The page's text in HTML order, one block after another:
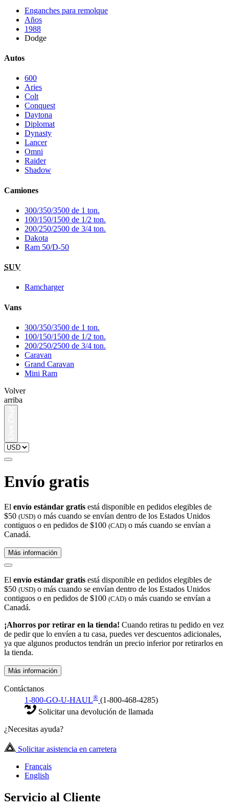
Enganches para remolque
Años
1988
Dodge
Autos
600
Aries
Colt
Conquest
Daytona
Diplomat
Dynasty
Lancer
Omni
Raider
Shadow
Camiones
300/350/3500 de 1 ton.
100/150/1500 de 1/2 ton.
200/250/2500 de 3/4 ton.
Dakota
Ram 50/D-50
SUV
Ramcharger
Vans
300/350/3500 de 1 ton.
100/150/1500 de 1/2 ton.
200/250/2500 de 3/4 ton.
Caravan
Grand Caravan
Mini Ram
Volver
arriba
Envío gratis
El envío estándar gratis está disponible en pedidos elegibles de
$50 (USD) o más cuando se envían dentro de los Estados Unidos
contiguos o en pedidos de $100 (CAD) o más cuando se envían a
Canadá.
Más información
El envío estándar gratis está disponible en pedidos elegibles de
$50 (USD) o más cuando se envían dentro de los Estados Unidos
contiguos o en pedidos de $100 (CAD) o más cuando se envían a
Canadá.
¡Ahorros por retirar en la tienda! Cuando retiras tu pedido en vez
de pedir que lo envíen a tu casa, puedes ver descuentos adicionales,
ya que algunos productos tendrán un precio inferior por retirarlos en
la tienda.
Más información
Contáctanos
1-800-GO-U-HAUL® (1-800-468-4285)
Solicitar una devolución de llamada
¿Necesitas ayuda?
Solicitar asistencia en carretera
Français
English
Servicio al Cliente